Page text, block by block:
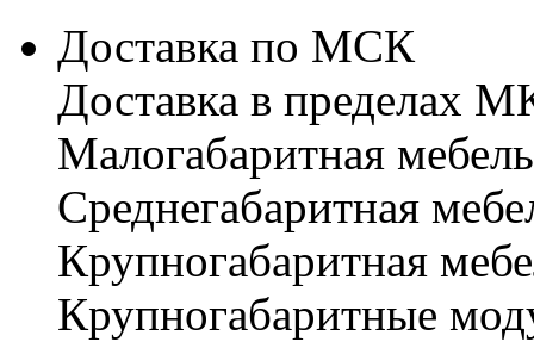
Доставка по МСК
Доставка в пределах
Малогабаритная
Cреднегабаритная
Крупногабаритная
Крупногабаритные